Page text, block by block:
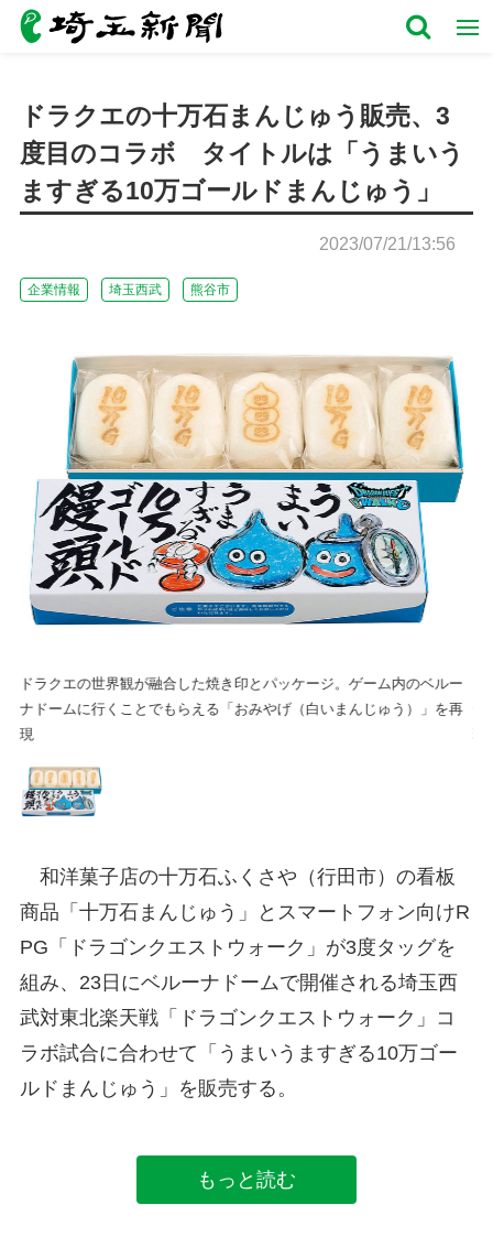
ドラクエの十万石まんじゅう販売、3
度目のコラボ タイトルは「うまいう
ますぎる10万ゴールドまんじゅう」
2023/07/21/13:56
企業情報 埼玉西武 熊谷市
ドラクエの世界観が融合した焼き印とパッケージ。ゲーム内のベルー
ナドームに行くことでもらえる「おみやげ（白いまんじゅう）」を再
現
和洋菓子店の十万石ふくさや（行田市）の看板
商品「十万石まんじゅう」とスマートフォン向けR
PG「ドラゴンクエストウォーク」が3度タッグを
組み、23日にベルーナドームで開催される埼玉西
武対東北楽天戦「ドラゴンクエストウォーク」コ
ラボ試合に合わせて「うまいうますぎる10万ゴー
ルドまんじゅう」を販売する。
もっと読む